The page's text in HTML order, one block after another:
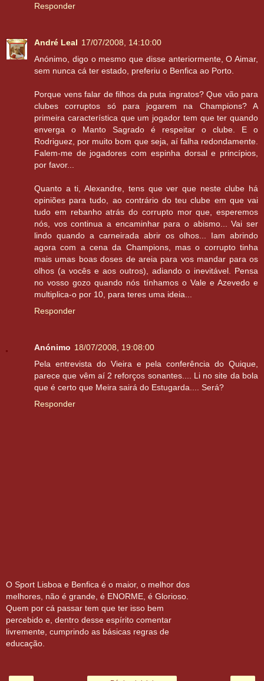
Responder
André Leal 17/07/2008, 14:10:00
Anónimo, digo o mesmo que disse anteriormente, O Aimar,
sem nunca cá ter estado, preferiu o Benfica ao Porto.
Porque vens falar de filhos da puta ingratos? Que vão para
clubes corruptos só para jogarem na Champions? A
primeira característica que um jogador tem que ter quando
enverga o Manto Sagrado é respeitar o clube. E o
Rodriguez, por muito bom que seja, aí falha redondamente.
Falem-me de jogadores com espinha dorsal e princípios,
por favor...
Quanto a ti, Alexandre, tens que ver que neste clube há
opiniões para tudo, ao contrário do teu clube em que vai
tudo em rebanho atrás do corrupto mor que, esperemos
nós, vos continua a encaminhar para o abismo... Vai ser
lindo quando a carneirada abrir os olhos... Iam abrindo
agora com a cena da Champions, mas o corrupto tinha
mais umas boas doses de areia para vos mandar para os
olhos (a vocês e aos outros), adiando o inevitável. Pensa
no vosso gozo quando nós tínhamos o Vale e Azevedo e
multiplica-o por 10, para teres uma ideia...
Responder
Anónimo 18/07/2008, 19:08:00
Pela entrevista do Vieira e pela conferência do Quique,
parece que vêm aí 2 reforços sonantes.... Li no site da bola
que é certo que Meira sairá do Estugarda.... Será?
Responder
O Sport Lisboa e Benfica é o maior, o melhor dos
melhores, não é grande, é ENORME, é Glorioso.
Quem por cá passar tem que ter isso bem
percebido e, dentro desse espírito comentar
livremente, cumprindo as básicas regras de
educação.